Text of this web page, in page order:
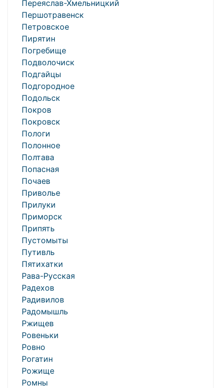
Переяслав-Хмельницкий
Першотравенск
Петровское
Пирятин
Погребище
Подволочиск
Подгайцы
Подгородное
Подольск
Покров
Покровск
Пологи
Полонное
Полтава
Попасная
Почаев
Приволье
Прилуки
Приморск
Припять
Пустомыты
Путивль
Пятихатки
Рава-Русская
Радехов
Радивилов
Радомышль
Ржищев
Ровеньки
Ровно
Рогатин
Рожище
Ромны